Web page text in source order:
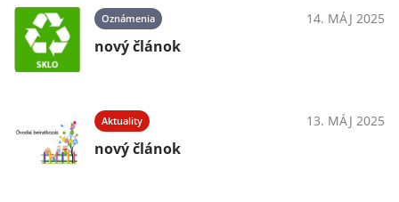
Oznámenia 14. MÁJ 2025
nový článok
Aktuality 13. MÁJ 2025
nový článok